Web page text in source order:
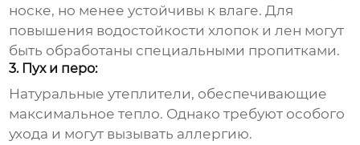
носке, но менее устойчивы к влаге. Для
повышения водостойкости хлопок и лен могут
быть обработаны специальными пропитками.
3. Пух и перо:
Натуральные утеплители, обеспечивающие
максимальное тепло. Однако требуют особого
ухода и могут вызывать аллергию.